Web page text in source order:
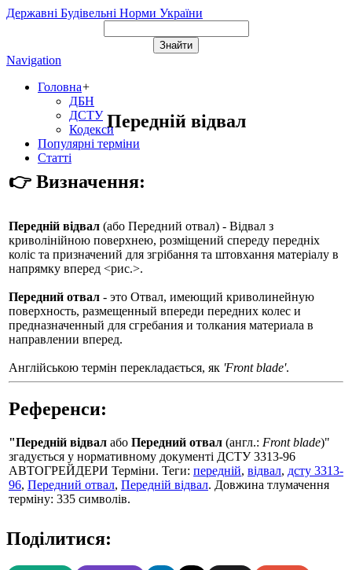
Державні Будівельні Норми України
Navigation
Головна+
ДБН
ДСТУ
Кодекси
Популярні терміни
Статті
Передній відвал
👉 Визначення:
Передній відвал (або Передний отвал) - Відвал з
криволінійною поверхнею, розміщений спереду передніх
коліс та призначений для згрібання та штовхання матеріалу в
напрямку вперед <рис.>.
Передний отвал - это Отвал, имеющий криволинейную
поверхность, размещенный впереди передних колес и
предназначенный для сгребания и толкания материала в
направлении вперед.
Англійською термін перекладається, як 'Front blade'.
Референси:
"Передній відвал або Передний отвал (англ.: Front blade)"
згадується у нормативному документі ДСТУ 3313-96
АВТОГРЕЙДЕРИ Терміни. Теги: передній, відвал, дсту 3313-
96, Передний отвал, Передній відвал. Довжина тлумачення
терміну: 335 символів.
Поділитися: